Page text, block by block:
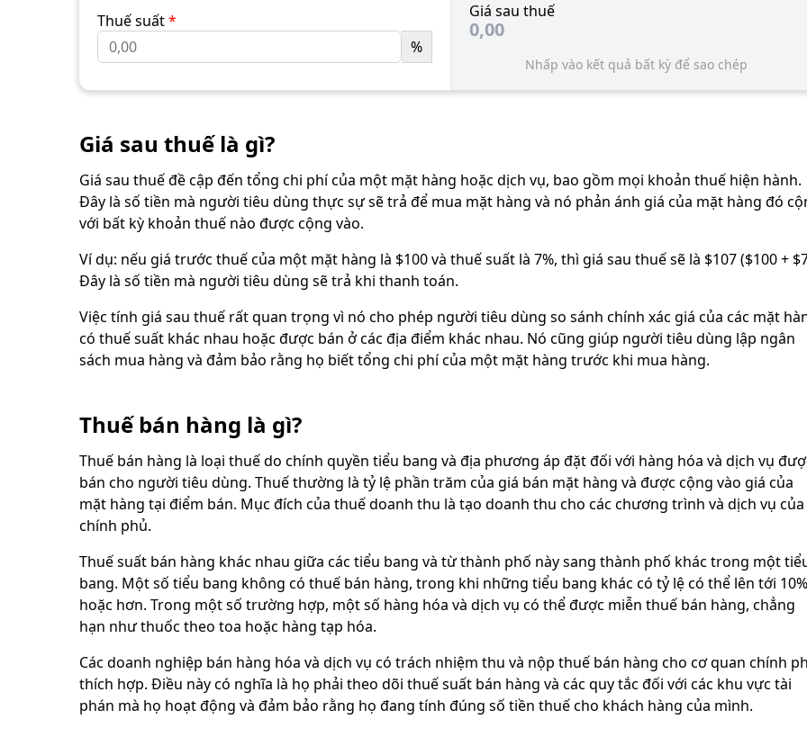
Thuế suất*
%
Giá sau thuế
0,00
Nhấp vào kết quả bất kỳ để sao chép
Giá sau thuế là gì?
Giá sau thuế đề cập đến tổng chi phí của một mặt hàng hoặc dịch vụ, bao gồm mọi khoản thuế hiện hành.
Đây là số tiền mà người tiêu dùng thực sự sẽ trả để mua mặt hàng và nó phản ánh giá của mặt hàng đó
với bất kỳ khoản thuế nào được cộng vào.
Ví dụ: nếu giá trước thuế của một mặt hàng là $100 và thuế suất là 7%, thì giá sau thuế sẽ là $107 ($100 +
Đây là số tiền mà người tiêu dùng sẽ trả khi thanh toán.
Việc tính giá sau thuế rất quan trọng vì nó cho phép người tiêu dùng so sánh chính xác giá của các mặt
có thuế suất khác nhau hoặc được bán ở các địa điểm khác nhau. Nó cũng giúp người tiêu dùng lập ngân
sách mua hàng và đảm bảo rằng họ biết tổng chi phí của một mặt hàng trước khi mua hàng.
Thuế bán hàng là gì?
Thuế bán hàng là loại thuế do chính quyền tiểu bang và địa phương áp đặt đối với hàng hóa và dịch vụ
bán cho người tiêu dùng. Thuế thường là tỷ lệ phần trăm của giá bán mặt hàng và được cộng vào giá của
mặt hàng tại điểm bán. Mục đích của thuế doanh thu là tạo doanh thu cho các chương trình và dịch vụ của
chính phủ.
Thuế suất bán hàng khác nhau giữa các tiểu bang và từ thành phố này sang thành phố khác trong một
bang. Một số tiểu bang không có thuế bán hàng, trong khi những tiểu bang khác có tỷ lệ có thể lên tới 10%
hoặc hơn. Trong một số trường hợp, một số hàng hóa và dịch vụ có thể được miễn thuế bán hàng, chẳng
hạn như thuốc theo toa hoặc hàng tạp hóa.
Các doanh nghiệp bán hàng hóa và dịch vụ có trách nhiệm thu và nộp thuế bán hàng cho cơ quan chính
thích hợp. Điều này có nghĩa là họ phải theo dõi thuế suất bán hàng và các quy tắc đối với các khu vực tài
phán mà họ hoạt động và đảm bảo rằng họ đang tính đúng số tiền thuế cho khách hàng của mình.